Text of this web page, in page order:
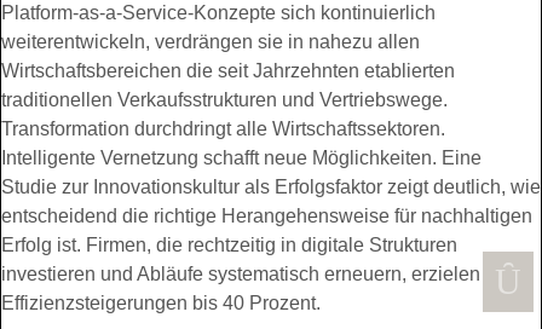
Platform-as-a-Service-Konzepte sich kontinuierlich
weiterentwickeln, verdrängen sie in nahezu allen
Wirtschaftsbereichen die seit Jahrzehnten etablierten
traditionellen Verkaufsstrukturen und Vertriebswege.
Transformation durchdringt alle Wirtschaftssektoren.
Intelligente Vernetzung schafft neue Möglichkeiten. Eine
Studie zur Innovationskultur als Erfolgsfaktor zeigt deutlich, wie
entscheidend die richtige Herangehensweise für nachhaltigen
Erfolg ist. Firmen, die rechtzeitig in digitale Strukturen
investieren und Abläufe systematisch erneuern, erzielen
Effizienzsteigerungen bis 40 Prozent.